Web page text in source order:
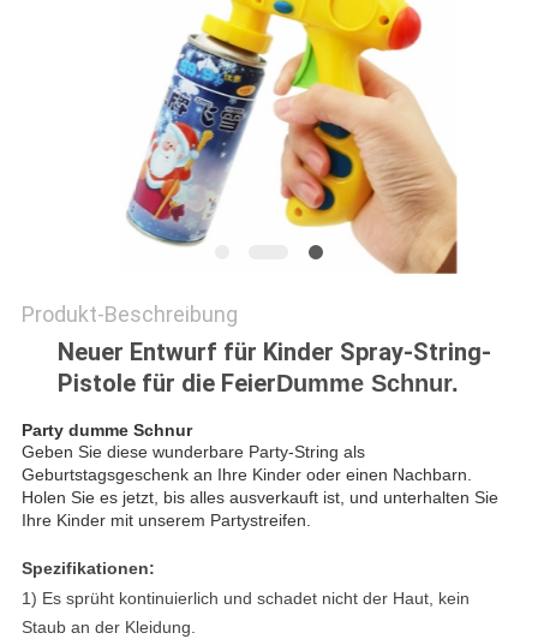
Produkt-Beschreibung
Neuer Entwurf für Kinder Spray-String-
Pistole für die FeierDumme Schnur.
Party dumme Schnur
Geben Sie diese wunderbare Party-String als
Geburtstagsgeschenk an Ihre Kinder oder einen Nachbarn.
Holen Sie es jetzt, bis alles ausverkauft ist, und unterhalten Sie
Ihre Kinder mit unserem Partystreifen.
Spezifikationen:
1) Es sprüht kontinuierlich und schadet nicht der Haut, kein
Staub an der Kleidung.